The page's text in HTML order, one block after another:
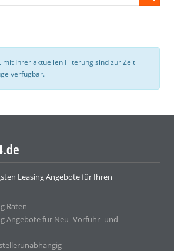
mit Ihrer aktuellen Filterung sind zur Zeit
verfügbar.
Leasing Angebote für Ihren
Raten
Angebote für Neu- Vorführ- und